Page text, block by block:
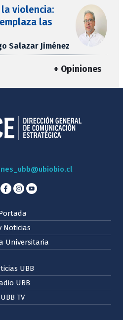
violencia:
las
Salazar Jiménez
+ Opiniones
Noticias
Universitaria
UBB
UBB
UBB TV